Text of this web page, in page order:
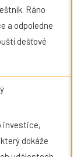
Ráno
a odpoledne
dešťové
investice,
dokáže